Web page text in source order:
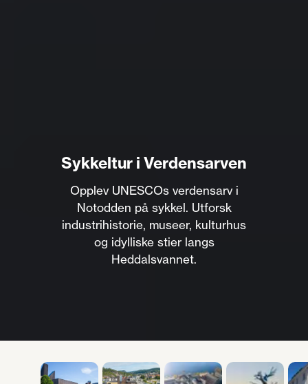
Sykkeltur i Verdensarven
Opplev UNESCOs verdensarv i
Notodden på sykkel. Utforsk
industrihistorie, museer, kulturhus
og idylliske stier langs
Heddalsvannet.